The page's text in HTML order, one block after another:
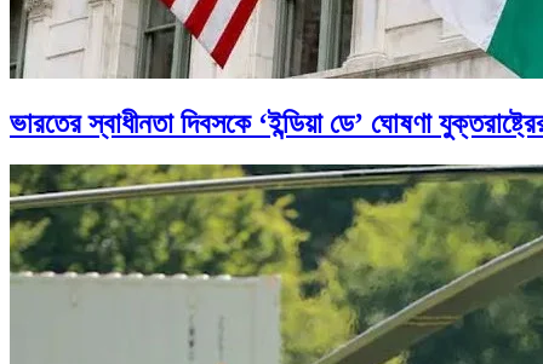
ভারতের স্বাধীনতা দিবসকে ‘ইন্ডিয়া ডে’ ঘোষণা